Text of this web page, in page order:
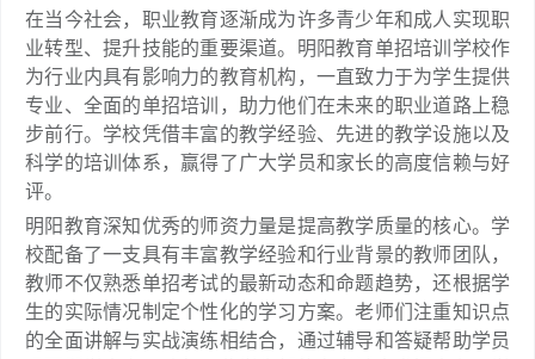
在当今社会，职业教育逐渐成为许多青少年和成人实现职
业转型、提升技能的重要渠道。明阳教育单招培训学校作
为行业内具有影响力的教育机构，一直致力于为学生提供
专业、全面的单招培训，助力他们在未来的职业道路上稳
步前行。学校凭借丰富的教学经验、先进的教学设施以及
科学的培训体系，赢得了广大学员和家长的高度信赖与好
评。
明阳教育深知优秀的师资力量是提高教学质量的核心。学
校配备了一支具有丰富教学经验和行业背景的教师团队，
教师不仅熟悉单招考试的最新动态和命题趋势，还根据学
生的实际情况制定个性化的学习方案。老师们注重知识点
的全面讲解与实战演练相结合，通过辅导和答疑帮助学员